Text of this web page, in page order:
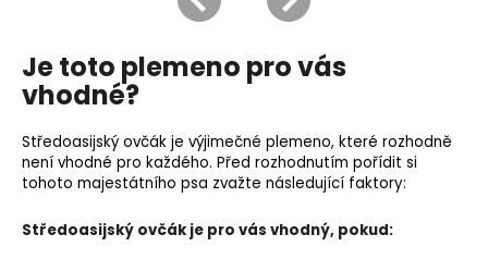
Je toto plemeno pro vás
vhodné?
Středoasijský ovčák je výjimečné plemeno, které rozhodně
není vhodné pro každého. Před rozhodnutím pořídit si
tohoto majestátního psa zvažte následující faktory:
Středoasijský ovčák je pro vás vhodný, pokud: